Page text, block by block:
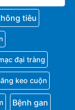
tiêu
đại tràng
keo cuộn